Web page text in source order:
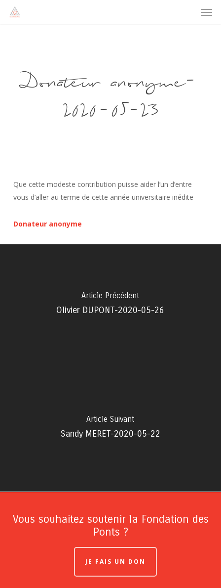
Donateur anonyme-
2020-05-23
Que cette modeste contribution puisse aider l’un d’entre
vous d’aller au terme de cette année universitaire inédite
Donateur anonyme
Article Précédent
Olivier DUPONT-2020-05-26
Article Suivant
Sandy MERET-2020-05-22
Vous souhaitez soutenir la Fondation des
Ponts ?
JE FAIS UN DON